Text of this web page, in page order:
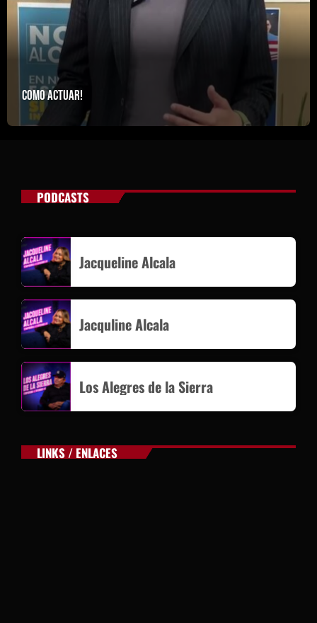
Como actuar!
PODCASTS
Jacqueline Alcala
Jacquline Alcala
Los Alegres de la Sierra
LINKS / ENLACES